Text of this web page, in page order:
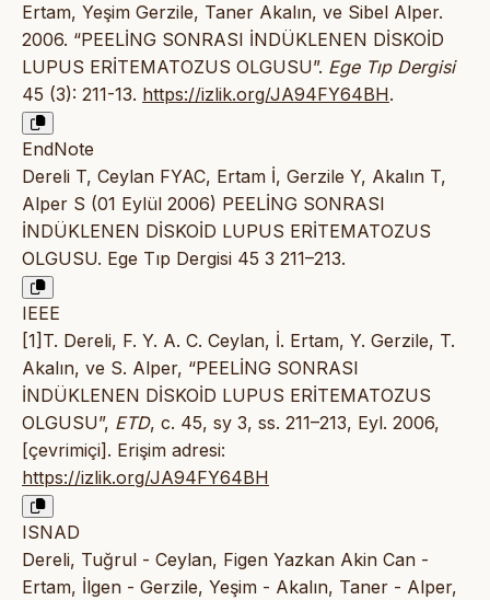
Ertam, Yeşim Gerzile, Taner Akalın, ve Sibel Alper.
2006. “PEELİNG SONRASI İNDÜKLENEN DİSKOİD
LUPUS ERİTEMATOZUS OLGUSU”. Ege Tıp Dergisi
45 (3): 211-13. https://izlik.org/JA94FY64BH.
EndNote
Dereli T, Ceylan FYAC, Ertam İ, Gerzile Y, Akalın T,
Alper S (01 Eylül 2006) PEELİNG SONRASI
İNDÜKLENEN DİSKOİD LUPUS ERİTEMATOZUS
OLGUSU. Ege Tıp Dergisi 45 3 211–213.
IEEE
[1]T. Dereli, F. Y. A. C. Ceylan, İ. Ertam, Y. Gerzile, T.
Akalın, ve S. Alper, “PEELİNG SONRASI
İNDÜKLENEN DİSKOİD LUPUS ERİTEMATOZUS
OLGUSU”, ETD, c. 45, sy 3, ss. 211–213, Eyl. 2006,
[çevrimiçi]. Erişim adresi:
https://izlik.org/JA94FY64BH
ISNAD
Dereli, Tuğrul - Ceylan, Figen Yazkan Akin Can -
Ertam, İlgen - Gerzile, Yeşim - Akalın, Taner - Alper,